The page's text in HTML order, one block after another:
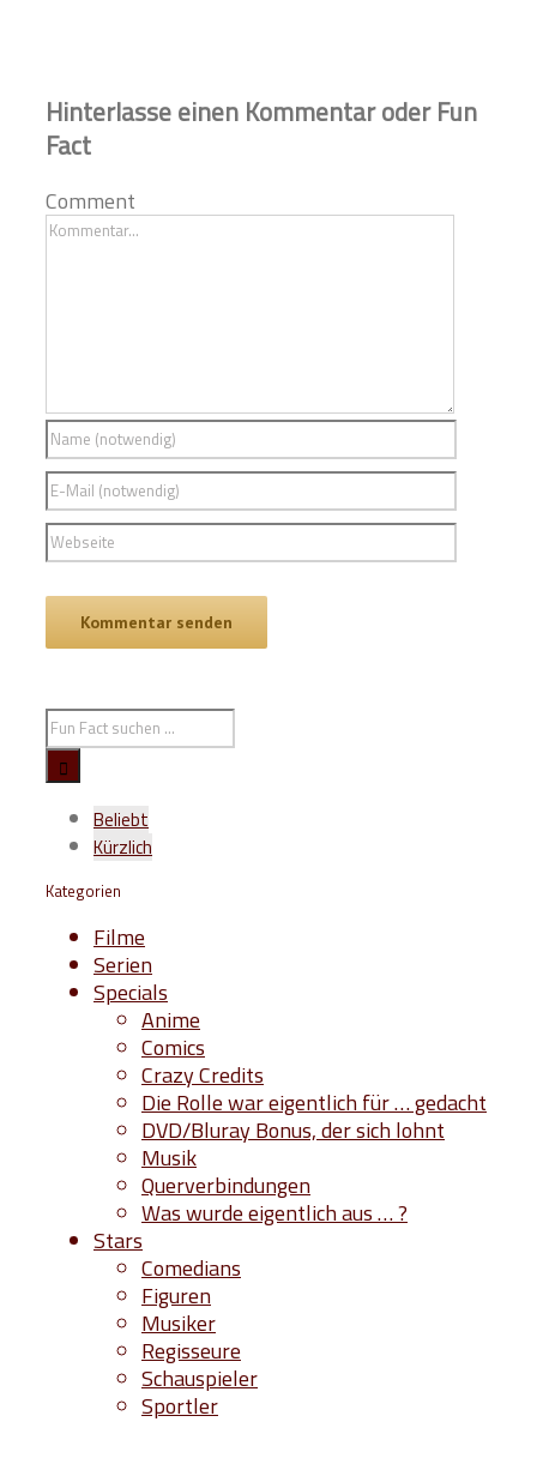
Hinterlasse einen Kommentar oder Fun
Fact
Comment
Beliebt
Kürzlich
Kategorien
Filme
Serien
Specials
Anime
Comics
Crazy Credits
Die Rolle war eigentlich für … gedacht
DVD/Bluray Bonus, der sich lohnt
Musik
Querverbindungen
Was wurde eigentlich aus … ?
Stars
Comedians
Figuren
Musiker
Regisseure
Schauspieler
Sportler